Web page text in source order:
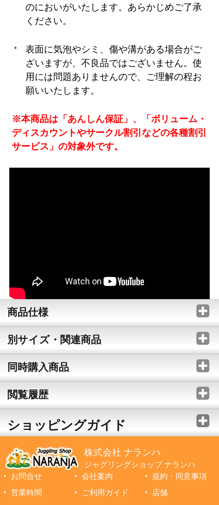
のにおいがいたします。あらかじめご了承
ください。
表面に気泡やシミ、傷や溝がある場合がご
ざいますが、不良品ではございません。使
用には問題ありませんので、ご理解の程お
願いいたします。
※本商品は「あんしん保証」、「ボリューム・
ディスカウントやサークル割引などの各種割引
サービス」の対象外です。
商品仕様
別サイズ・関連商品
同時購入商品
閲覧履歴
ショッピングガイド
株式会社 ナランハ
ジャグリングショップ ナランハ
お問合せ
会社案内
規約・同意事項
営業時間
ご利用ガイド
店舗